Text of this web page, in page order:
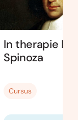
In therapie bij
Spinoza
Cursus